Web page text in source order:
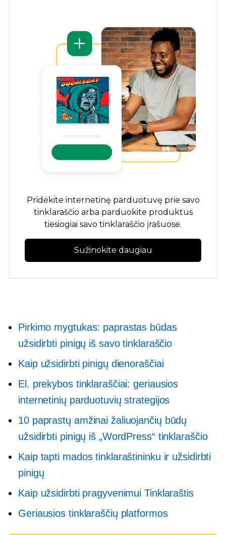
Pridėkite internetinę parduotuvę prie savo
tinklaraščio arba parduokite produktus
tiesiogiai savo tinklaraščio įrašuose.
Sužinokite daugiau
Pirkimo mygtukas: paprastas būdas
užsidirbti pinigų iš savo tinklaraščio
Kaip užsidirbti pinigų dienoraščiai
El. prekybos tinklaraščiai: geriausios
internetinių parduotuvių strategijos
10 paprastų amžinai žaliuojančių būdų
užsidirbti pinigų iš „WordPress“ tinklaraščio
Kaip tapti mados tinklaraštininku ir užsidirbti
pinigų
Kaip užsidirbti pragyvenimui Tinklaraštis
Geriausios tinklaraščių platformos